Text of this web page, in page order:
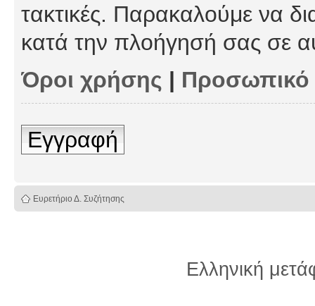
τακτικές. Παρακαλούμε να
κατά την πλοήγησή σας σε
Όροι χρήσης |
Εγγραφή
Ευρετήριο Δ. Συζήτησης
Ελληνική